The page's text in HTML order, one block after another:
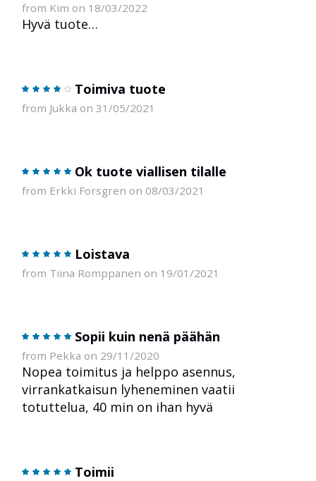
from Kim on 18/03/2022
Hyvä tuote…
Toimiva tuote
from Jukka on 31/05/2021
Ok tuote viallisen tilalle
from Erkki Forsgren on 08/03/2021
Loistava
from Tiina Romppanen on 19/01/2021
Sopii kuin nenä päähän
from Pekka on 29/11/2020
Nopea toimitus ja helppo asennus,
virrankatkaisun lyheneminen vaatii
totuttelua, 40 min on ihan hyvä
Toimii